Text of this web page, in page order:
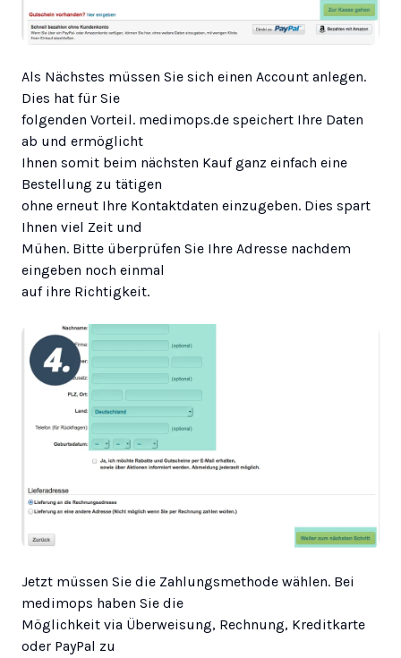
Als Nächstes müssen Sie sich einen Account anlegen.
Dies hat für Sie
folgenden Vorteil. medimops.de speichert Ihre Daten
ab und ermöglicht
Ihnen somit beim nächsten Kauf ganz einfach eine
Bestellung zu tätigen
ohne erneut Ihre Kontaktdaten einzugeben. Dies spart
Ihnen viel Zeit und
Mühen. Bitte überprüfen Sie Ihre Adresse nachdem
eingeben noch einmal
auf ihre Richtigkeit.
Jetzt müssen Sie die Zahlungsmethode wählen. Bei
medimops haben Sie die
Möglichkeit via Überweisung, Rechnung, Kreditkarte
oder PayPal zu